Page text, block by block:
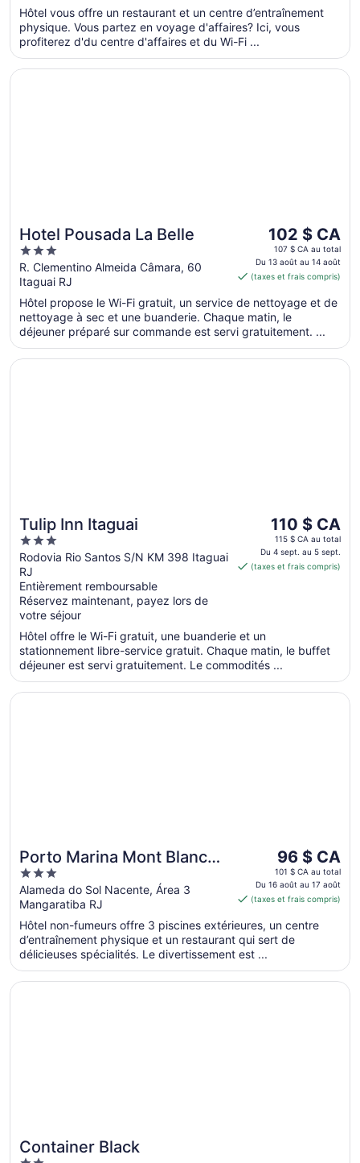
août
au 22
Hôtel vous offre un restaurant et un centre d’entraînement
physique. Vous partez en voyage d'affaires? Ici, vous
profiterez d'du centre d'affaires et du Wi-Fi ...
Hotel Pousada La Belle
3
out
of
5
R. Clementino Almeida Câmara, 60
Itaguai RJ
Le
prix
est
de 102 $ CA
par
nuit
du 13
août
au 14
102 $ CA
107 $ CA au total
Du 13 août au 14 août
(taxes et frais compris)
Hôtel propose le Wi-Fi gratuit, un service de nettoyage et de
nettoyage à sec et une buanderie. Chaque matin, le
déjeuner préparé sur commande est servi gratuitement. ...
S’ouvre dans une nouvelle fenêtre
Hotel Pousada La Belle
Tulip Inn Itaguai
3
out
of
5
Rodovia Rio Santos S/N KM 398 Itaguai
RJ
Entièrement remboursable
Réservez maintenant, payez lors de
votre séjour
Le
prix
est
de 110 $ CA
au 5
sept.
110 $ CA
115 $ CA au total
Du 4 sept. au 5 sept.
(taxes et frais compris)
Hôtel offre le Wi-Fi gratuit, une buanderie et un
stationnement libre-service gratuit. Chaque matin, le buffet
déjeuner est servi gratuitement. Le commodités ...
S’ouvre dans une nouvelle fenêtre
Tulip Inn Itaguai
Porto Marina Mont Blanc
Resort
3
out
of
5
Alameda do Sol Nacente, Área 3
Mangaratiba RJ
Le
prix
est
de 96 $ CA
par
nuit
août
au 17
96 $ CA
101 $ CA au total
Du 16 août au 17 août
(taxes et frais compris)
Hôtel non-fumeurs offre 3 piscines extérieures, un centre
d’entraînement physique et un restaurant qui sert de
délicieuses spécialités. Le divertissement est ...
S’ouvre dans une nouvelle fenêtre
Porto Marina Mont Blanc Resort
Container Black
S’ouvre dans une nouvelle fenêtre
Container Black